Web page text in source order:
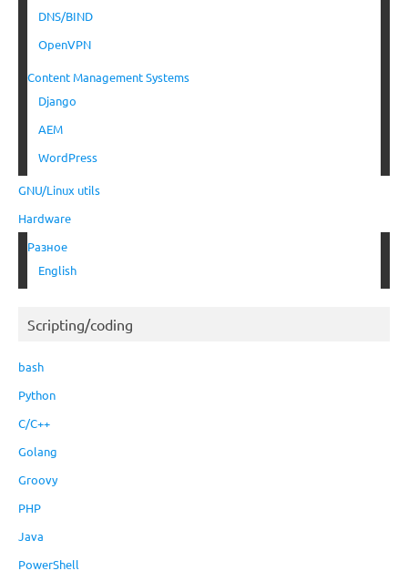
DNS/BIND
OpenVPN
Content Management Systems
Django
AEM
WordPress
GNU/Linux utils
Hardware
Разное
English
Scripting/coding
bash
Python
C/C++
Golang
Groovy
PHP
Java
PowerShell